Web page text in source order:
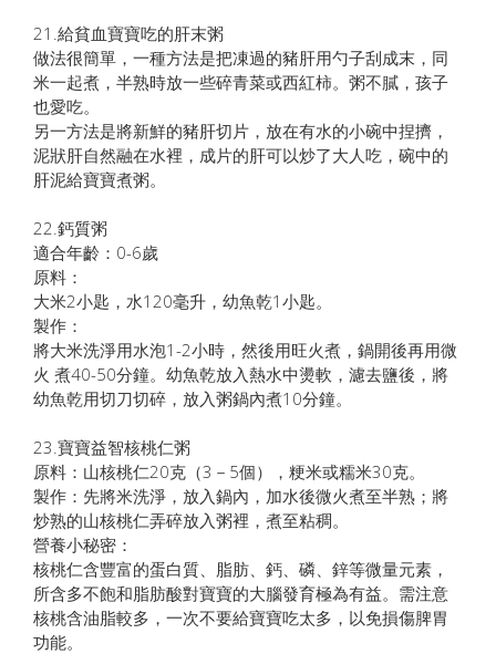
21.給貧血寶寶吃的肝末粥
做法很簡單，一種方法是把凍過的豬肝用勺子刮成末，同
米一起煮，半熟時放一些碎青菜或西紅柿。粥不膩，孩子
也愛吃。
另一方法是將新鮮的豬肝切片，放在有水的小碗中捏擠，
泥狀肝自然融在水裡，成片的肝可以炒了大人吃，碗中的
肝泥給寶寶煮粥。
22.鈣質粥
適合年齡：0-6歲
原料：
大米2小匙，水120毫升，幼魚乾1小匙。
製作：
將大米洗淨用水泡1-2小時，然後用旺火煮，鍋開後再用微
火 煮40-50分鐘。幼魚乾放入熱水中燙軟，濾去鹽後，將
幼魚乾用切刀切碎，放入粥鍋內煮10分鐘。
23.寶寶益智核桃仁粥
原料：山核桃仁20克（3－5個），粳米或糯米30克。
製作：先將米洗淨，放入鍋內，加水後微火煮至半熟；將
炒熟的山核桃仁弄碎放入粥裡，煮至粘稠。
營養小秘密：
核桃仁含豐富的蛋白質、脂肪、鈣、磷、鋅等微量元素，
所含多不飽和脂肪酸對寶寶的大腦發育極為有益。需注意
核桃含油脂較多，一次不要給寶寶吃太多，以免損傷脾胃
功能。